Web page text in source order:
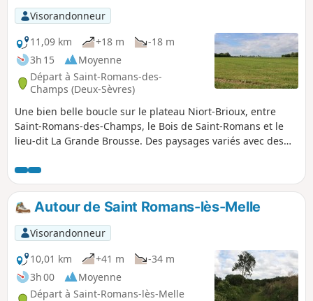
Visorandonneur
11,09 km
+18 m
-18 m
3h 15
Moyenne
Départ à Saint-Romans-des-
Champs (Deux-Sèvres)
Une bien belle boucle sur le plateau Niort-Brioux, entre
Saint-Romans-des-Champs, le Bois de Saint-Romans et le
lieu-dit La Grande Brousse. Des paysages variés avec des
Autour de Saint Romans-lès-Melle
Visorandonneur
10,01 km
+41 m
-34 m
3h 00
Moyenne
Départ à Saint-Romans-lès-Melle